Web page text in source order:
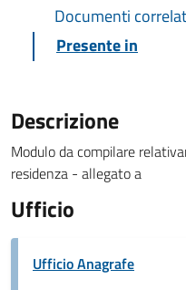
Documenti
Presente in
Descrizione
Modulo da compilare
residenza - allegato a
Ufficio
Ufficio Anagrafe